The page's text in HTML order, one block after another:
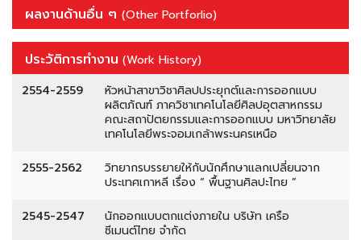
ผลงานด้านอื่น ๆ (Other Portforlio)
ประวัติการทำงาน (Work History)
2554-2559
หัวหน้าสาขาวิชาศิลปประยุกต์และการออกแบบ
ผลิตภัณฑ์ ภาควิชาเทคโนโลยีศิลปอุตสาหกรรม
คณะสถาปัตยกรรมและการออกแบบ มหาวิทยาลัย
เทคโนโลยีพระจอมเกล้าพระนครเหนือ
2555-2562
วิทยากรบรรยายให้กับนักศึกษาแลกเปลี่ยนจาก
ประเทศเกาหลี เรื่อง “ พื้นฐานศิลปะไทย ”
2545-2547
นักออกแบบตกแต่งภายใน บริษัท เครือ
ซีเมนต์ไทย จำกัด